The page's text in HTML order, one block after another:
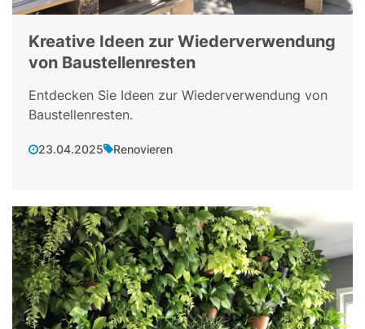
Kreative Ideen zur Wiederverwendung
von Baustellenresten
Entdecken Sie Ideen zur Wiederverwendung von
Baustellenresten.
23.04.2025 Renovieren